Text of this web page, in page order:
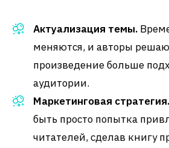
Актуализация темы.
меняются, и авторы
произведение больше
аудитории.
Маркетинговая стратегия.
быть просто попытка
читателей, сделав книгу